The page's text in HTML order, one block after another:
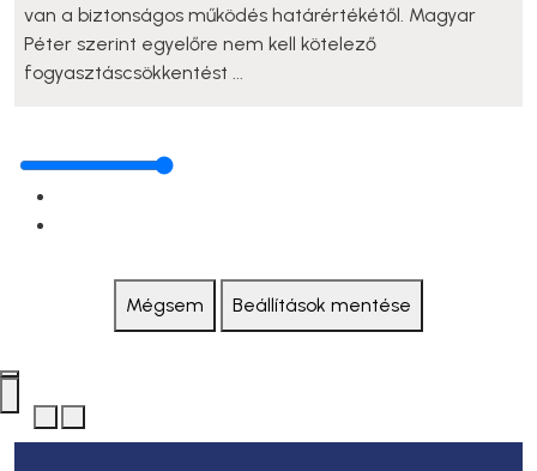
van a biztonságos működés határértékétől. Magyar
Péter szerint egyelőre nem kell kötelező
fogyasztáscsökkentést ...
Mégsem Beállítások mentése